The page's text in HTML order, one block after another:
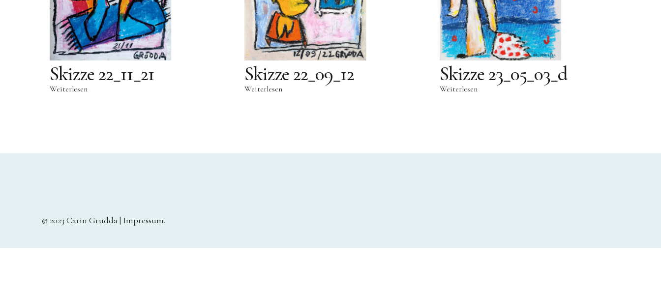
Skizze 22_11_21
Weiterlesen
Skizze 22_09_12
Weiterlesen
Skizze 23_05_03_d
Weiterlesen
© 2023 Carin Grudda | Impressum